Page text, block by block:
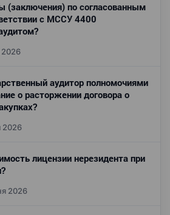
(заключения) по согласованным
с МССУ 4400
аудитор полномочиями
о расторжении договора о
2026
лицензии нерезидента при
2026